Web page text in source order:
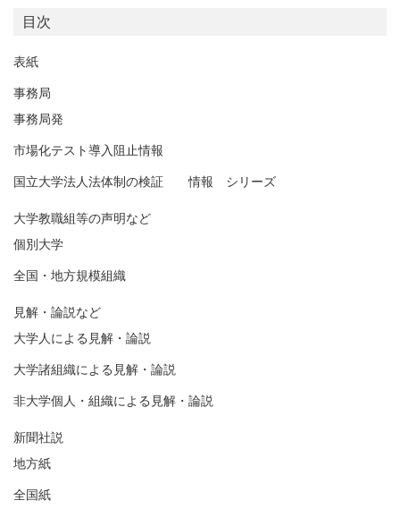
目次
表紙
事務局
事務局発
市場化テスト導入阻止情報
国立大学法人法体制の検証 情報 シリーズ
大学教職組等の声明など
個別大学
全国・地方規模組織
見解・論説など
大学人による見解・論説
大学諸組織による見解・論説
非大学個人・組織による見解・論説
新聞社説
地方紙
全国紙